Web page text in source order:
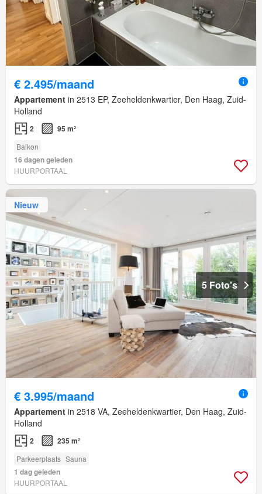
€ 2.495/maand
Appartement in 2513 EP, Zeeheldenkwartier, Den Haag, Zuid-
Holland
2 95 m²
Balkon
16 dagen geleden
HUURPORTAAL
Nieuw
5 Foto's
€ 3.995/maand
Appartement in 2518 VA, Zeeheldenkwartier, Den Haag, Zuid-
Holland
2 235 m²
Parkeerplaats Sauna
1 dag geleden
HUURPORTAAL